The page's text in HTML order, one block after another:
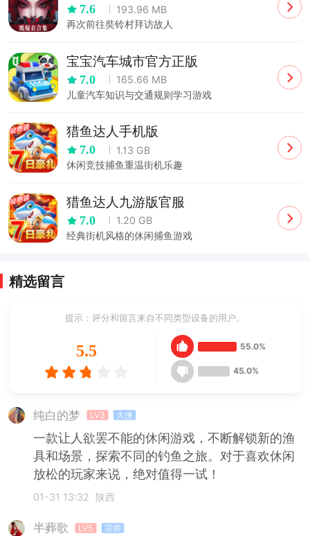
7.6
193.96 MB
再次前往奘铃村拜访故人
宝宝汽车城市官方正版
7.0
165.66 MB
儿童汽车知识与交通规则学习游戏
猎鱼达人手机版
7.0
1.13 GB
休闲竞技捕鱼重温街机乐趣
猎鱼达人九游版官服
7.0
1.20 GB
经典街机风格的休闲捕鱼游戏
精选留言
提示：评分和留言来自不同类型设备的用户。
5.5 55.0%
45.0%
纯白的梦 LV3 大侠
一款让人欲罢不能的休闲游戏，不断解锁新的渔
具和场景，探索不同的钓鱼之旅。对于喜欢休闲
放松的玩家来说，绝对值得一试！
01-31 13:32 陕西
半葬歌 LV5 宗师